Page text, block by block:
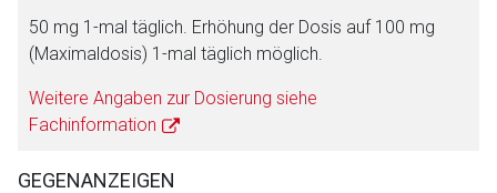
50 mg 1-mal täglich. Erhöhung der Dosis auf 100 mg
(Maximaldosis) 1-mal täglich möglich.
Weitere Angaben zur Dosierung siehe
Fachinformation
GEGENANZEIGEN